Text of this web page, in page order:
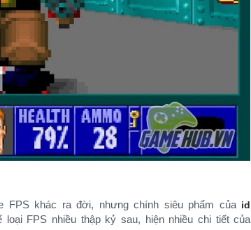
FPS khác ra đời, nhưng chính siêu phẩm của id
FPS nhiều thập kỷ sau, hiện nhiều chi tiết của